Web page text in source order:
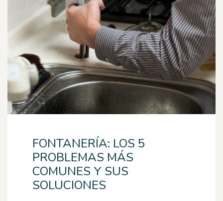
FONTANERÍA: LOS 5
PROBLEMAS MÁS
COMUNES Y SUS
SOLUCIONES